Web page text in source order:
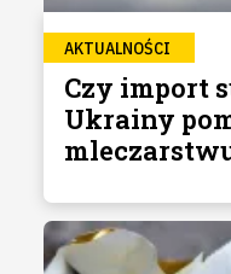
AKTUALNOŚCI
Czy import
Ukrainy